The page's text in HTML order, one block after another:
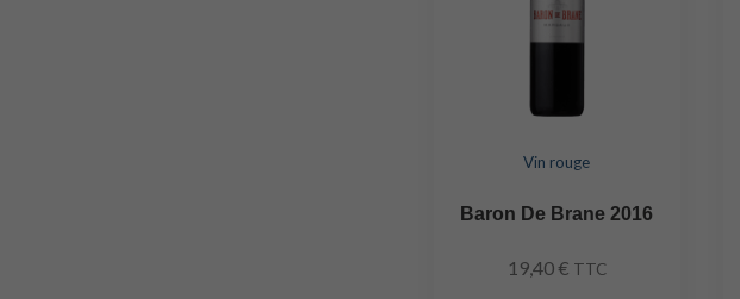
Vin rouge
Baron De Brane 2016
19,40 € TTC